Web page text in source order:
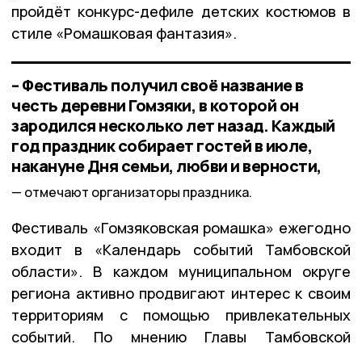
пройдёт конкурс-дефиле детских костюмов в
стиле «Ромашковая фантазия».
– Фестиваль получил своё название в
честь деревни Гомзяки, в которой он
зародился несколько лет назад. Каждый
год праздник собирает гостей в июле,
накануне Дня семьи, любви и верности,
отмечают организаторы праздника.
Фестиваль «Гомзяковская ромашка» ежегодно
входит в «Календарь событий Тамбовской
области». В каждом муниципальном округе
региона активно продвигают интерес к своим
территориям с помощью привлекательных
событий. По мнению Главы Тамбовской